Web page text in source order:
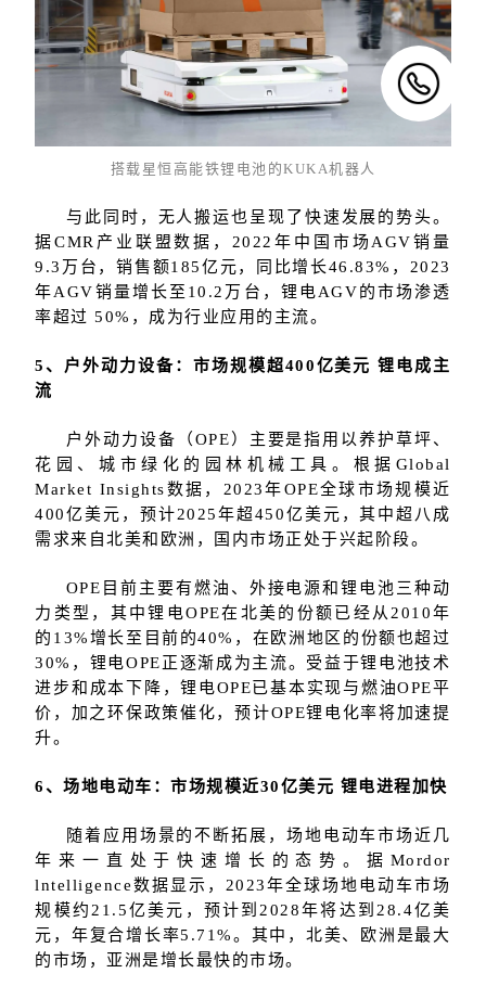
搭载星恒高能铁锂电池的KUKA机器人
与此同时，无人搬运也呈现了快速发展的势头。
据CMR产业联盟数据，2022年中国市场AGV销量
9.3万台，销售额185亿元，同比增长46.83%，2023
年AGV销量增长至10.2万台，锂电AGV的市场渗透
率超过 50%，成为行业应用的主流。
5、户外动力设备：市场规模超400亿美元 锂电成主
流
户外动力设备（OPE）主要是指用以养护草坪、
花园、城市绿化的园林机械工具。根据Global
Market Insights数据，2023年OPE全球市场规模近
400亿美元，预计2025年超450亿美元，其中超八成
需求来自北美和欧洲，国内市场正处于兴起阶段。
OPE目前主要有燃油、外接电源和锂电池三种动
力类型，其中锂电OPE在北美的份额已经从2010年
的13%增长至目前的40%，在欧洲地区的份额也超过
30%，锂电OPE正逐渐成为主流。受益于锂电池技术
进步和成本下降，锂电OPE已基本实现与燃油OPE平
价，加之环保政策催化，预计OPE锂电化率将加速提
升。
6、场地电动车：市场规模近30亿美元 锂电进程加快
随着应用场景的不断拓展，场地电动车市场近几
年来一直处于快速增长的态势。据Mordor
lntelligence数据显示，2023年全球场地电动车市场
规模约21.5亿美元，预计到2028年将达到28.4亿美
元，年复合增长率5.71%。其中，北美、欧洲是最大
的市场，亚洲是增长最快的市场。